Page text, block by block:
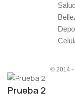
© 2014 -
Prueba 2